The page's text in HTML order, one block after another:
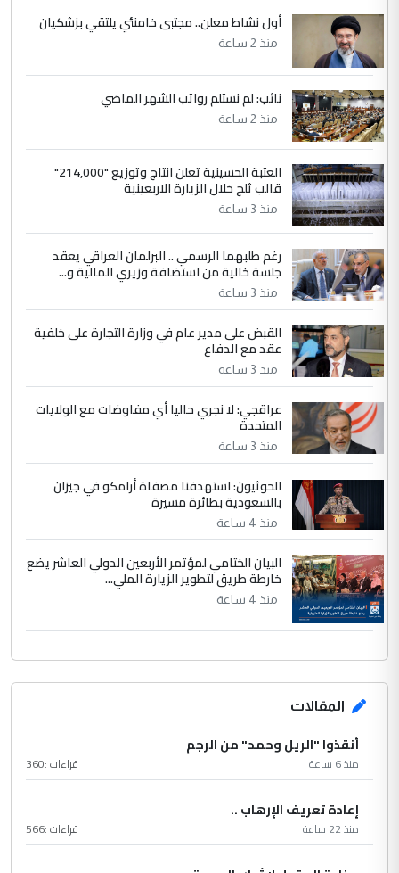
يوسف غزوان عصمت
التعليق : بكالوريوس فيزياء طبية متزوج و
إكمال دراستي داخل ...
الموضوع :
السعودية توافق على الاستمرار في
إعطاء 100 منحة دراسية للطلبة العراقيين في
جامعاتها سنويا
عبد الأمير جاسم هليل
التعليق : نحن اباء الطلاب الأوائل على العراق
نتشرف بلقاء السيد احمد الصافي في العتبات
الحسنية لزرع ...
الموضوع :
مكتب السيد احمد الصافي : لا يوجود
لدينا اي حساب على الفيس بوك وتويتر
أول نشاط معلن.. مجتبى خامنئي يلتقي بزشكيان
منذ 2 ساعة
نائب: لم نستلم رواتب الشهر الماضي
منذ 2 ساعة
العتبة الحسينية تعلن انتاج وتوزيع "214,000"
قالب ثلج خلال الزيارة الاربعينية
منذ 3 ساعة
رغم طلبهما الرسمي .. البرلمان العراقي يعقد
جلسة خالية من استضافة وزيري المالية و...
منذ 3 ساعة
القبض على مدير عام في وزارة التجارة على خلفية
عقد مع الدفاع
منذ 3 ساعة
عراقجي: لا نجري حاليا أي مفاوضات مع الولايات
المتحدة
منذ 3 ساعة
الحوثيون: استهدفنا مصفاة أرامكو في جيزان
بالسعودية بطائرة مسيرة
منذ 4 ساعة
البيان الختامي لمؤتمر الأربعين الدولي العاشر يضع
خارطة طريق لتطوير الزيارة الملي...
منذ 4 ساعة
المقالات
أنقذوا "الريل وحمد" من الرجم
منذ 6 ساعة قراءات :360
إعادة تعريف الإرهاب ..
منذ 22 ساعة قراءات :566